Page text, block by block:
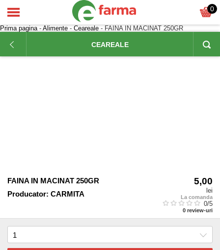
0
Prima pagina- Alimente - Ceareale - FAINA IN MACINAT 250GR
CEAREALE
FAINA IN MACINAT 250GR
Producator: CARMITA
5,00
lei
La comanda
0/5
0 review-uri